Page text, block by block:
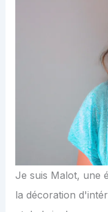
Je suis Malot, une
la décoration